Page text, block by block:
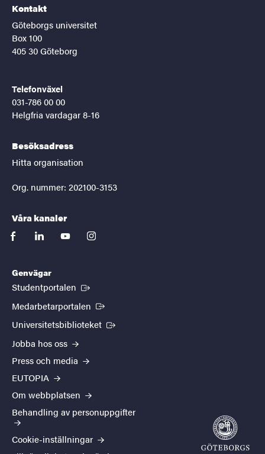
Kontakt
Göteborgs universitet
Box 100
405 30 Göteborg
Telefonväxel
031-786 00 00
Helgfria vardagar 8-16
Besöksadress
Hitta organisation
Org. nummer: 202100-3153
Våra kanaler
facebooklinkedinyoutubeinstagram
Genvägar
Studentportalen (Extern länk)
Medarbetarportalen (Extern länk)
Universitetsbiblioteket (Extern länk)
Jobba hos oss
Press och media
EUTOPIA
Om webbplatsen
Behandling av personuppgifter
Cookie-inställningar